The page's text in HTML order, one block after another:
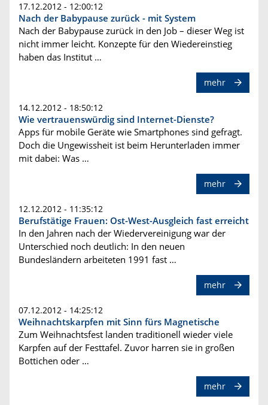
17.12.2012 - 12:00:12
Nach der Babypause zurück - mit System
Nach der Babypause zurück in den Job – dieser Weg ist
nicht immer leicht. Konzepte für den Wiedereinstieg
haben das Institut …
mehr
14.12.2012 - 18:50:12
Wie vertrauenswürdig sind Internet-Dienste?
Apps für mobile Geräte wie Smartphones sind gefragt.
Doch die Ungewissheit ist beim Herunterladen immer
mit dabei: Was …
mehr
12.12.2012 - 11:35:12
Berufstätige Frauen: Ost-West-Ausgleich fast erreicht
In den Jahren nach der Wiedervereinigung war der
Unterschied noch deutlich: In den neuen
Bundesländern arbeiteten 1991 fast …
mehr
07.12.2012 - 14:25:12
Weihnachtskarpfen mit Sinn fürs Magnetische
Zum Weihnachtsfest landen traditionell wieder viele
Karpfen auf der Festtafel. Zuvor harren sie in großen
Bottichen oder …
mehr